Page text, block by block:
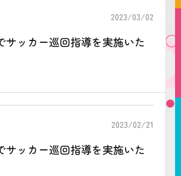
2023/03/02
サッカー巡回指導を実施いた
2023/02/21
サッカー巡回指導を実施いた